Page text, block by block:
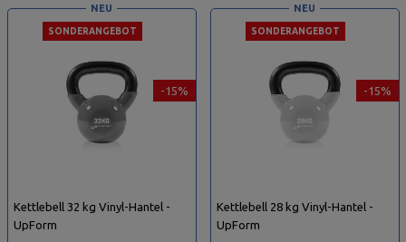
-15%
SONDERANGEBOT
NEU
Kettlebell 32 kg Vinyl-Hantel -
UpForm
-15%
SONDERANGEBOT
NEU
Kettlebell 28 kg Vinyl-Hantel -
UpForm